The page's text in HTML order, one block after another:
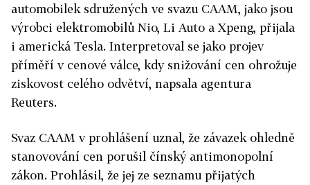
automobilek sdružených ve svazu CAAM, jako jsou
výrobci elektromobilů Nio, Li Auto a Xpeng, přijala
i americká Tesla. Interpretoval se jako projev
příměří v cenové válce, kdy snižování cen ohrožuje
ziskovost celého odvětví, napsala agentura
Reuters.
Svaz CAAM v prohlášení uznal, že závazek ohledně
stanovování cen porušil čínský antimonopolní
zákon. Prohlásil, že jej ze seznamu přijatých